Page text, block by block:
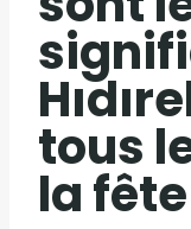
tous
la fête